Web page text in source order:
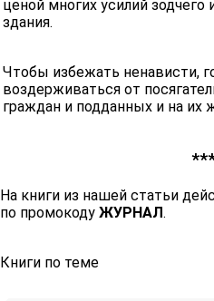
ценой многих усилий
здания.
Чтобы избежать ненависти,
воздерживаться от
граждан и подданных и на их
На книги из нашей статьи
по промокоду ЖУРНАЛ.
Книги по теме